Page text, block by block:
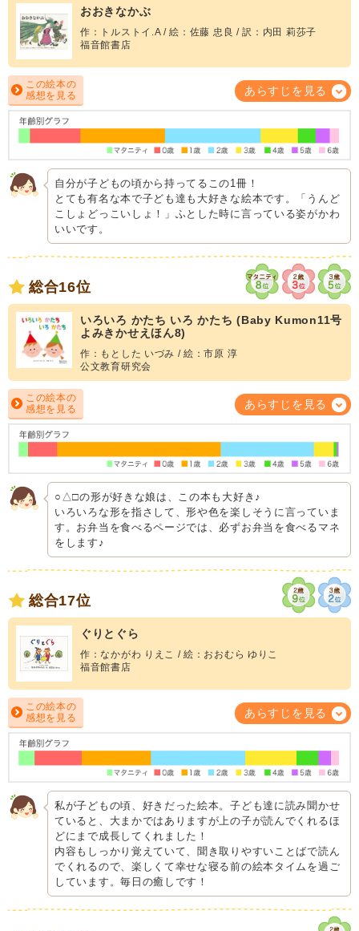
おおきなかぶ
作：トルストイ.A / 絵：佐藤 忠良 / 訳：内田 莉莎子
福音館書店
この絵本の
感想を見る
あらすじを見る
自分が子どもの頃から持ってるこの1冊！
とても有名な本で子ども達も大好きな絵本です。「うんど
こしょどっこいしょ！」ふとした時に言っている姿がかわ
いいです。
総合16位
いろいろ かたち いろ かたち (Baby Kumon11号
よみきかせえほん8)
作：もとした いづみ / 絵：市原 淳
公文教育研究会
この絵本の
感想を見る
あらすじを見る
○△□の形が好きな娘は、この本も大好き♪
いろいろな形を指さして、形や色を楽しそうに言っていま
す。お弁当を食べるページでは、必ずお弁当を食べるマネ
をします♪
総合17位
ぐりとぐら
作：なかがわ りえこ / 絵：おおむら ゆりこ
福音館書店
この絵本の
感想を見る
あらすじを見る
私が子どもの頃、好きだった絵本。子ども達に読み聞かせ
ていると、大まかではありますが上の子が読んでくれるほ
どにまで成長してくれました！
内容もしっかり覚えていて、聞き取りやすいことばで読ん
でくれるので、楽しくて幸せな寝る前の絵本タイムを過ご
しています。毎日の癒しです！